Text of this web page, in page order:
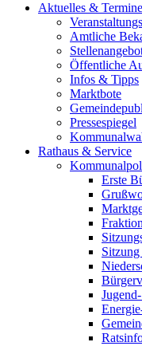
Aktuelles & Termine
Amtliche
Öffentliche
Infos & Tipps
Marktbote
Pressespiegel
Rathaus & Service
Erste